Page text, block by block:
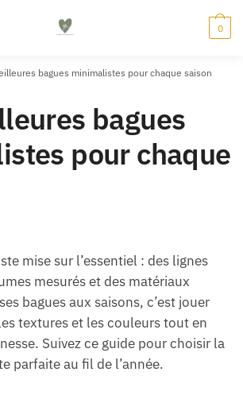
0
bagues minimalistes pour chaque saison
bagues
pour chaque
mise sur l’essentiel : des lignes
mesurés et des matériaux
bagues aux saisons, c’est jouer
textures et les couleurs tout en
Suivez ce guide pour choisir la
parfaite au fil de l’année.